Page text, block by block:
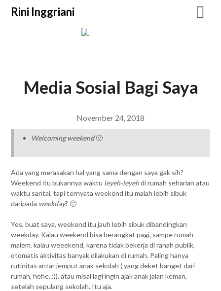
Rini Inggriani
Rini Inggriani
Media Sosial Bagi Saya
November 24, 2018
Welcoming weekend🙂
Ada yang merasakan hal yang sama dengan saya gak sih?
Weekend itu bukannya waktu leyeh-leyehdi rumah seharian atau
waktu santai, tapi ternyata weekend itu malah lebih sibuk
daripada weekday? 🙂
Yes, buat saya, weekend itu jauh lebih sibuk dibandingkan
weekday. Kalau weekend bisa berangkat pagi, sampe rumah
malem. kalau weeekend, karena tidak bekerja di ranah publik,
otomatis aktivitas banyak dilakukan di rumah. Paling hanya
rutinitas antar jemput anak sekolah ( yang deket banget dari
rumah, hehe..:)), atau misal lagi ingin ajak anak jalan keman,
setelah sepulang sekolah. Itu aja.